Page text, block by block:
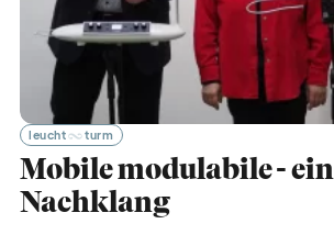
leucht turm
Mobile modulabile - ein
Nachklang